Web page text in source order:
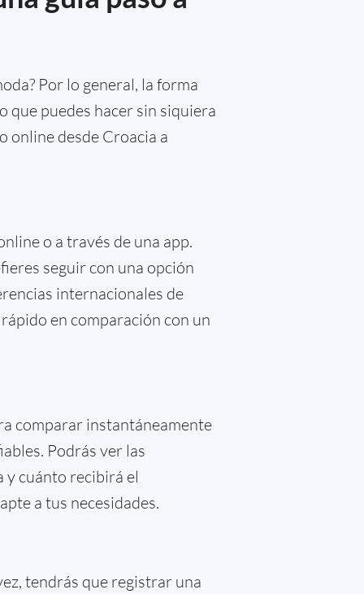
Por lo general, la forma
que puedes hacer sin siquiera
online desde Croacia a
o a través de una app.
seguir con una opción
internacionales de
en comparación con un
comparar instantáneamente
Podrás ver las
y cuánto recibirá el
a tus necesidades.
tendrás que registrar una